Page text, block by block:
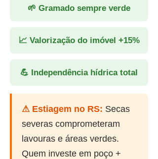
🌱 Gramado sempre verde
📈 Valorização do imóvel +15%
💪 Independência hídrica total
⚠ Estiagem no RS: Secas
severas comprometeram
lavouras e áreas verdes.
Quem investe em poço +